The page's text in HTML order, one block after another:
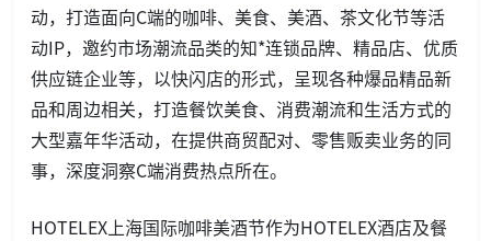
动，打造面向C端的咖啡、美食、美酒、茶文化节等活
动IP，邀约市场潮流品类的知*连锁品牌、精品店、优质
供应链企业等，以快闪店的形式，呈现各种爆品精品新
品和周边相关，打造餐饮美食、消费潮流和生活方式的
大型嘉年华活动，在提供商贸配对、零售贩卖业务的同
事，深度洞察C端消费热点所在。
HOTELEX上海国际咖啡美酒节作为HOTELEX酒店及餐